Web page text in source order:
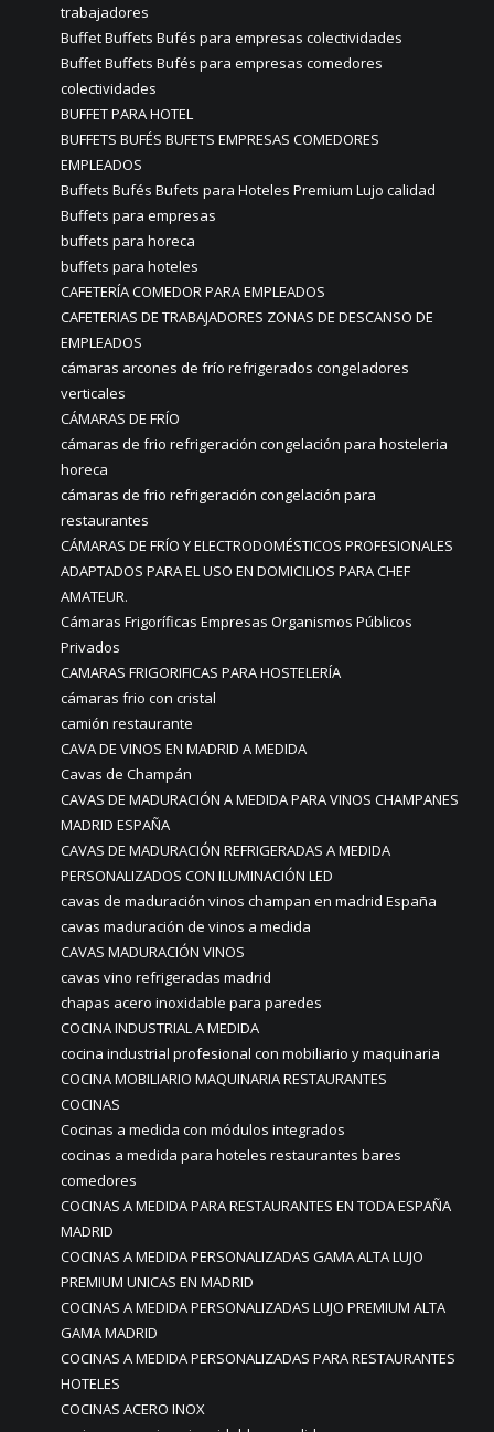
trabajadores
Buffet Buffets Bufés para empresas colectividades
Buffet Buffets Bufés para empresas comedores
colectividades
BUFFET PARA HOTEL
BUFFETS BUFÉS BUFETS EMPRESAS COMEDORES
EMPLEADOS
Buffets Bufés Bufets para Hoteles Premium Lujo calidad
Buffets para empresas
buffets para horeca
buffets para hoteles
CAFETERÍA COMEDOR PARA EMPLEADOS
CAFETERIAS DE TRABAJADORES ZONAS DE DESCANSO DE
EMPLEADOS
cámaras arcones de frío refrigerados congeladores
verticales
CÁMARAS DE FRÍO
cámaras de frio refrigeración congelación para hosteleria
horeca
cámaras de frio refrigeración congelación para
restaurantes
CÁMARAS DE FRÍO Y ELECTRODOMÉSTICOS PROFESIONALES
ADAPTADOS PARA EL USO EN DOMICILIOS PARA CHEF
AMATEUR.
Cámaras Frigoríficas Empresas Organismos Públicos
Privados
CAMARAS FRIGORIFICAS PARA HOSTELERÍA
cámaras frio con cristal
camión restaurante
CAVA DE VINOS EN MADRID A MEDIDA
Cavas de Champán
CAVAS DE MADURACIÓN A MEDIDA PARA VINOS CHAMPANES
MADRID ESPAÑA
CAVAS DE MADURACIÓN REFRIGERADAS A MEDIDA
PERSONALIZADOS CON ILUMINACIÓN LED
cavas de maduración vinos champan en madrid España
cavas maduración de vinos a medida
CAVAS MADURACIÓN VINOS
cavas vino refrigeradas madrid
chapas acero inoxidable para paredes
COCINA INDUSTRIAL A MEDIDA
cocina industrial profesional con mobiliario y maquinaria
COCINA MOBILIARIO MAQUINARIA RESTAURANTES
COCINAS
Cocinas a medida con módulos integrados
cocinas a medida para hoteles restaurantes bares
comedores
COCINAS A MEDIDA PARA RESTAURANTES EN TODA ESPAÑA
MADRID
COCINAS A MEDIDA PERSONALIZADAS GAMA ALTA LUJO
PREMIUM UNICAS EN MADRID
COCINAS A MEDIDA PERSONALIZADAS LUJO PREMIUM ALTA
GAMA MADRID
COCINAS A MEDIDA PERSONALIZADAS PARA RESTAURANTES
HOTELES
COCINAS ACERO INOX